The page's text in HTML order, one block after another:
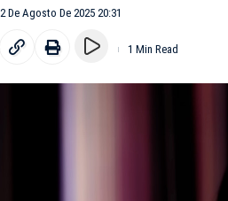
De Agosto De 2025 20:31
1 Min Read